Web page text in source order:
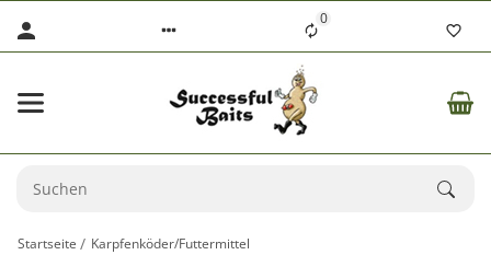
0
Startseite
Karpfenköder/Futtermittel